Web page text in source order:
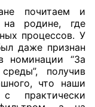
почитаем и
родине, где
процессов. У
даже признан
номинации “За
получив
что наши
практически